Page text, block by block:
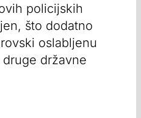
policijskih
što dodatno
oslabljenu
državne